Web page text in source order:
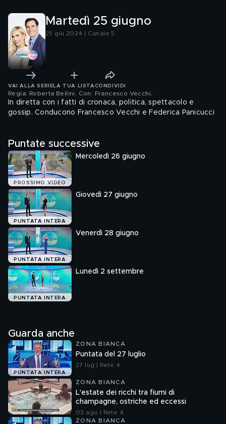
Martedì 25 giugno
25 giu 2024 | Canale 5
VAI ALLA SERIE LA TUA LISTA CONDIVIDI
Regia: Roberta Bellini. Con: Francesco Vecchi
In diretta con i fatti di cronaca, politica, spettacolo e
gossip. Conducono Francesco Vecchi e Federica Panicucci
Puntate successive
PROSSIMO VIDEO
Mercoledì 26 giugno
PUNTATA INTERA
Giovedì 27 giugno
PUNTATA INTERA
Venerdì 28 giugno
PUNTATA INTERA
Lunedì 2 settembre
Guarda anche
PUNTATA INTERA
ZONA BIANCA
Puntata del 27 luglio
27 lug | Rete 4
ZONA BIANCA
L'estate dei ricchi tra fiumi di
champagne, ostriche ed eccessi
03 ago | Rete 4
ZONA BIANCA